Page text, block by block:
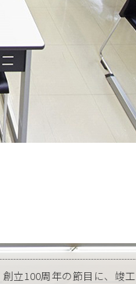
創立100周年の節目に、竣